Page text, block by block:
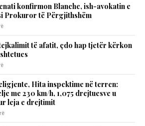
konfirmon Blanche, ish-avokatin e
Prokuror të Përgjithshëm
të afatit, çdo hap tjetër kërkon
Hita inspektime në terren:
me 230 km/h, 1,075 drejtuesve u
leja e drejtimit